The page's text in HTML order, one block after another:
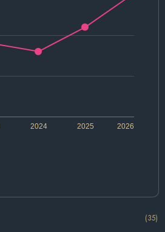
2024 2026
2025
(35)